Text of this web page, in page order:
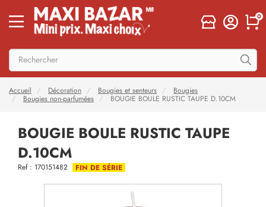
0
Accueil Décoration Bougies et senteurs
Bougies
Bougies non-parfumées
BOUGIE BOULE RUSTIC TAUPE D.10CM
BOUGIE BOULE RUSTIC TAUPE
D.10CM
Ref : 170151482 FIN DE SÉRIE